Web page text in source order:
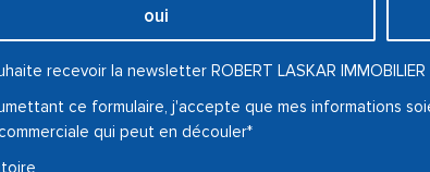
oui
recevoir la newsletter ROBERT LASKAR IMMOBILIER
ce formulaire, j'accepte que mes informations
qui peut en découler*